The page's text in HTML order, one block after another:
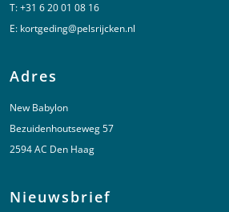
T:+31 6 20 01 08 16
E: kortgeding@pelsrijcken.nl
Adres
New Babylon
Bezuidenhoutseweg 57
2594 AC Den Haag
Nieuwsbrief